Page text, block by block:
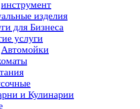
инструмент
изделия
для Бизнеса
услуги
Автомойки
и Кулинарии